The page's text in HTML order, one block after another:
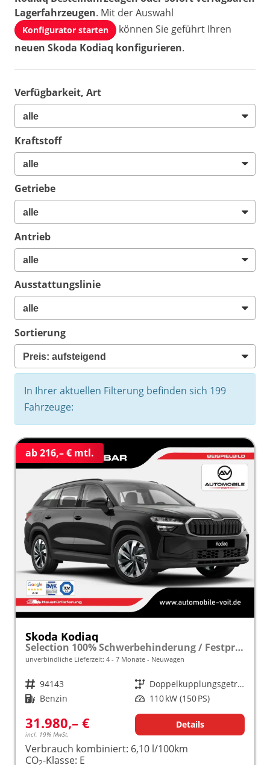
Lagerfahrzeugen. Mit der Auswahl
Konfigurator starten
können Sie geführt Ihren
neuen Skoda Kodiaq konfigurieren.
Verfügbarkeit, Art
Kraftstoff
Getriebe
Antrieb
Ausstattungslinie
Sortierung
In Ihrer aktuellen Filterung befinden sich 199
Fahrzeuge:
ab 216,– € mtl.
Skoda Kodiaq
Selection 100% Schwerbehinderung / Festpreisgarantie* Modelljahr 1.5 TSI Mild-Hybrid 150PS DSG "Sonderangebot bei Schwerbehinderung" frei konfigurierbar!
unverbindliche Lieferzeit: 4 - 7 Monate Neuwagen
Fahrzeugnr. 94143 Getriebe
Doppelkupplungsgetriebe (DSG)
Kraftstoff Benzin Leistung 110 kW (150 PS)
31.980,– €
incl. 19% MwSt.
Details
Verbrauch kombiniert: 6,10 l/100km
CO2-Klasse: E